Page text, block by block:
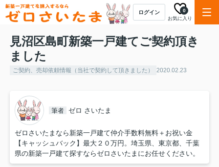
ログイン
お気に入り
0
見沼区島町新築一戸建てご契約頂き
ました
ご契約、売却依頼情報（当社で契約して頂きました） 2020.02.23
筆者 ゼロ さいたま
ゼロさいたまなら新築一戸建て仲介手数料無料＋お祝い金
【キャッシュバック】最大２０万円。埼玉県、東京都、千葉
県の新築一戸建て探すならゼロさいたまにお任せください。